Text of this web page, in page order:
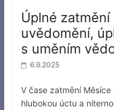
Úplné
uvědomění,
s uměním
6.9.2025
V čase zatmění
hlubokou úctu a